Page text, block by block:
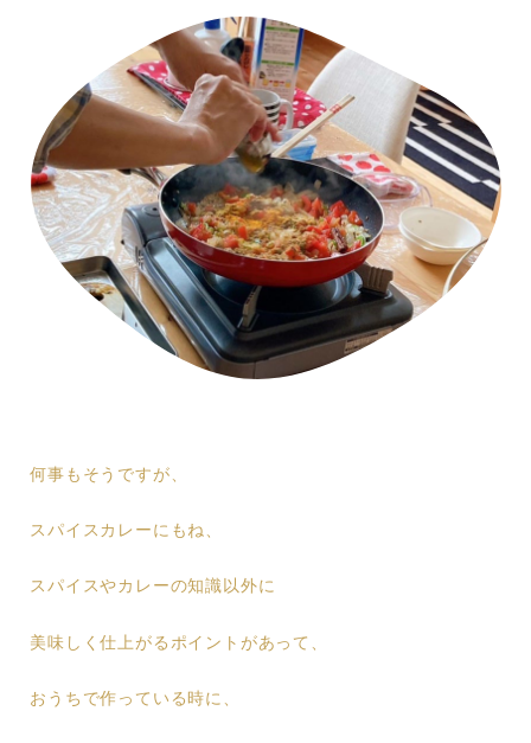
何事もそうですが、
スパイスカレーにもね、
スパイスやカレーの知識以外に
美味しく仕上がるポイントがあって、
おうちで作っている時に、